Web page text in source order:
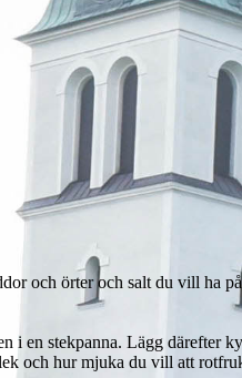
och örter och salt du vill ha
i en stekpanna. Lägg därefter
och hur mjuka du vill att